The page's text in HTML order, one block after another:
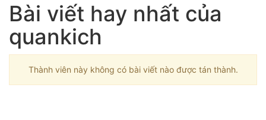
Bài viết hay nhất của
quankich
Thành viên này không có bài viết nào được tán thành.